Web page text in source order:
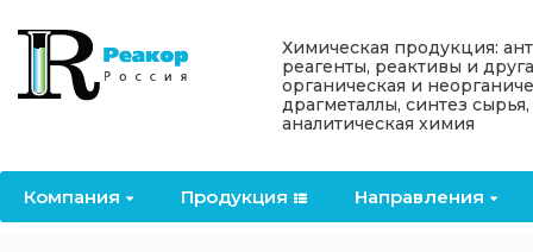
Компания Продукция Направления
Назад
Компания
Лицензии
Назад
Продукция
OceanСhem
Антипирены
антипирены
Назад
Направления
Отвердители
Назад
Информация
Акции
Химическая продукция:
реагенты, реактивы и
органическая и
драгметаллы, синтез сырья,
аналитическая химия